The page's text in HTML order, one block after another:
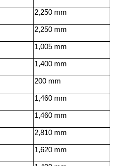
2,250 mm
2,250 mm
1,005 mm
1,400 mm
200 mm
1,460 mm
1,460 mm
2,810 mm
1,620 mm